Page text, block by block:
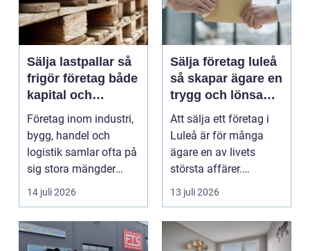
Sälja lastpallar så
frigör företag både
kapital och
lagerutrymme
Företag inom industri,
bygg, handel och
logistik samlar ofta på
sig stora mängder
lastpallar. De tar...
14 juli 2026
Sälja företag luleå
så skapar ägare en
trygg och lönsam
affär
Att sälja ett företag i
Luleå är för många
ägare en av livets
största affärer.
Beslutet rymmer både
13 juli 2026